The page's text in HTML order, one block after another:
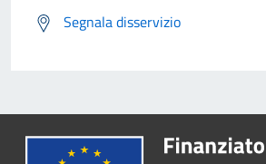
Segnala disservizio